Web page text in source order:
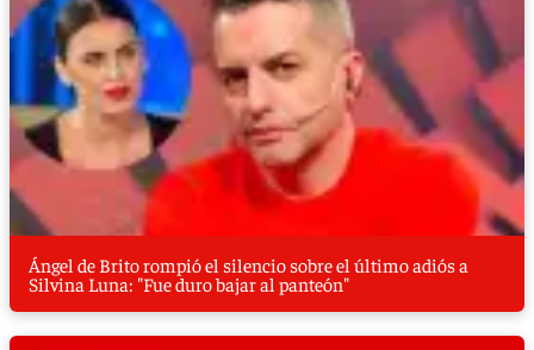
Ángel de Brito rompió el silencio sobre el último adiós a
Silvina Luna: "Fue duro bajar al panteón"